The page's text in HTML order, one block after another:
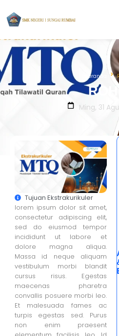
Beranda
Ming, 31
Tujuan Ekstrakurikuler
lorem ipsum dolor sit amet,
consectetur adipiscing elit,
sed do eiusmod tempor
incididunt ut labore et
dolore magna aliqua.
Massa id neque aliquam
vestibulum morbi blandit
cursus risus. Egestas
maecenas pharetra
convallis posuere morbi leo.
Et malesuada fames ac
turpis egestas sed. Purus
non enim praesent